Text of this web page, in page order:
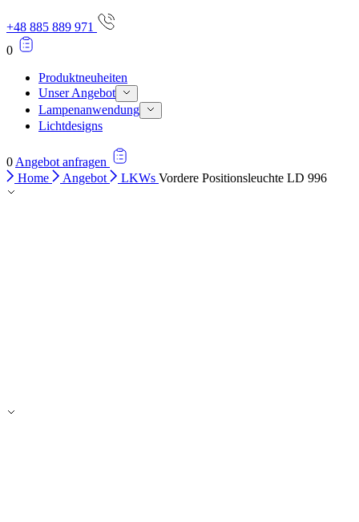
+48 885 889 971
0
Produktneuheiten
Unser Angebot
Lampenanwendung
Lichtdesigns
0 Angebot anfragen
Home
Angebot LKWs Vordere Positionsleuchte LD 996